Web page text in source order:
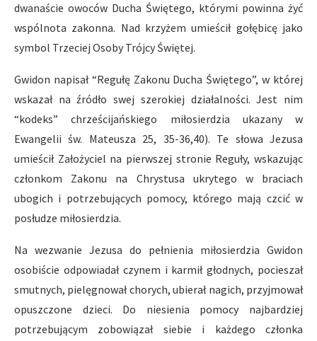
dwanaście owoców Ducha Świętego, którymi powinna żyć
wspólnota zakonna. Nad krzyżem umieścił gołębicę jako
symbol Trzeciej Osoby Trójcy Świętej.
Gwidon napisał “Regułę Zakonu Ducha Świętego”, w której
wskazał na źródło swej szerokiej działalności. Jest nim
“kodeks” chrześcijańskiego miłosierdzia ukazany w
Ewangelii św. Mateusza 25, 35-36,40). Te słowa Jezusa
umieścił Założyciel na pierwszej stronie Reguły, wskazując
członkom Zakonu na Chrystusa ukrytego w braciach
ubogich i potrzebujących pomocy, którego mają czcić w
posłudze miłosierdzia.
Na wezwanie Jezusa do pełnienia miłosierdzia Gwidon
osobiście odpowiadał czynem i karmił głodnych, pocieszał
smutnych, pielęgnował chorych, ubierał nagich, przyjmował
opuszczone dzieci. Do niesienia pomocy najbardziej
potrzebującym zobowiązał siebie i każdego członka